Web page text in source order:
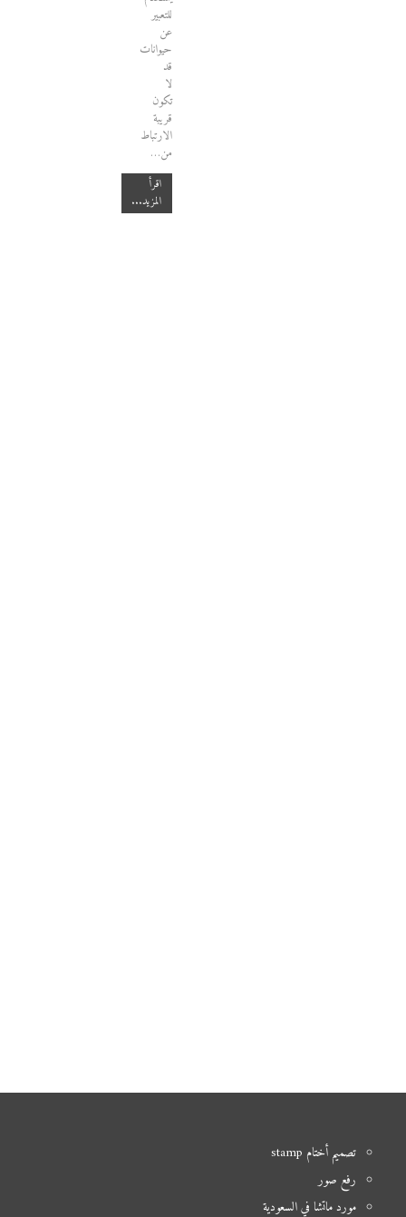
للتعبير
عن
حيوانات
قد
لا
تكون
قريبة
الارتباط
من…
اقرأ
المزيد...
تصميم أختام stamp
رفع صور
مورد ماتشا في السعودية